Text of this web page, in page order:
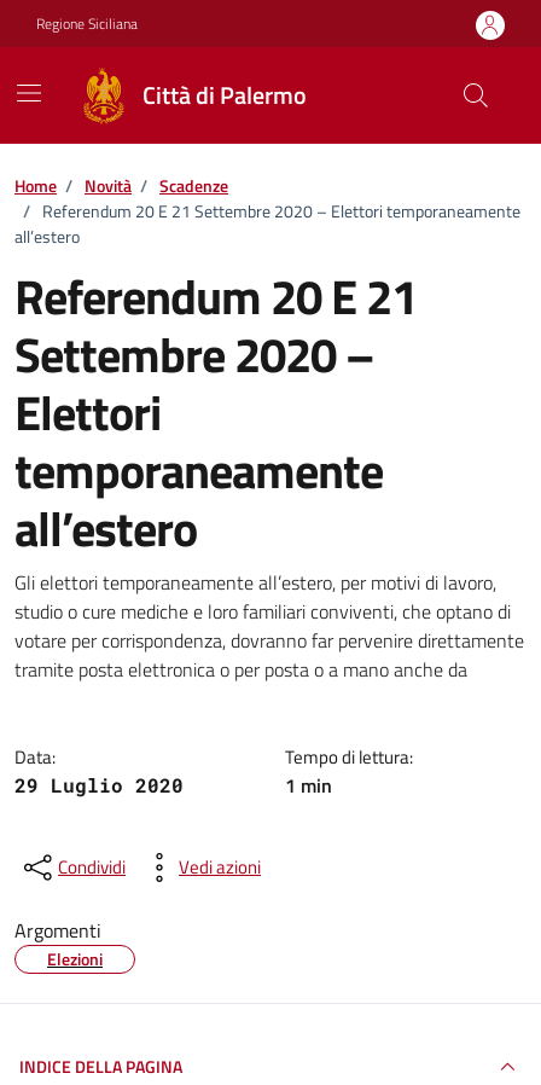
Vai ai contenuti
Vai al footer
Regione Siciliana
Città di Palermo
Home / Novità / Scadenze
/ Referendum 20 E 21 Settembre 2020 – Elettori temporaneamente
all’estero
Referendum 20 E 21
Settembre 2020 –
Elettori
temporaneamente
all’estero
Dettagli della notizia
Gli elettori temporaneamente all’estero, per motivi di lavoro,
studio o cure mediche e loro familiari conviventi, che optano di
votare per corrispondenza, dovranno far pervenire direttamente
tramite posta elettronica o per posta o a mano anche da
Data:
29 Luglio 2020
Tempo di lettura:
1 min
Condividi Vedi azioni
Argomenti
Elezioni
INDICE DELLA PAGINA